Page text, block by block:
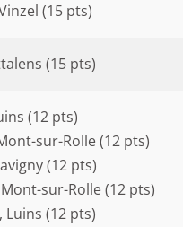
(15 pts)
(15 pts)
(12 pts)
sur-Rolle (12 pts)
(12 pts)
sur-Rolle (12 pts)
(12 pts)